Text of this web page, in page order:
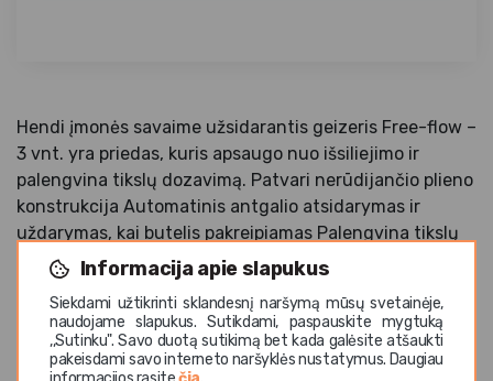
Informacija apie slapukus
Siekdami užtikrinti sklandesnį naršymą mūsų svetainėje,
naudojame slapukus. Sutikdami, paspauskite mygtuką
,,Sutinku". Savo duotą sutikimą bet kada galėsite atšaukti
pakeisdami savo interneto naršyklės nustatymus. Daugiau
Hendi įmonės savaime užsidarantis geizeris Free-flow –
3 vnt. yra priedas, kuris apsaugo nuo išsiliejimo ir
palengvina tikslų dozavimą. Patvari nerūdijančio plieno
konstrukcija Automatinis antgalio atsidarymas ir
uždarymas, kai butelis pakreipiamas Palengvina tikslų
dozavimą Elegantiška išvaizda Patogus naudojimas